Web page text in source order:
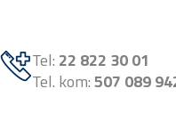
Tel: 22 822 30 01
Tel. kom:507 089